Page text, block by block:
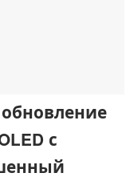
с